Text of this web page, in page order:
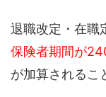
退職改定・在職
保険者期間が
が加算されるこ